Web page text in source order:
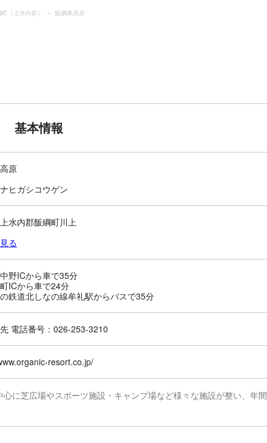
（上水内郡） 飯綱東高原
基本情報
原
ヒガシコウゲン
水内郡飯綱町川上
る
中野ICから車で35分
町ICから車で24分
の鉄道北しなの線牟礼駅からバスで35分
電話番号：026-253-3210
resort.co.jp/
に芝広場やスポーツ施設・キャンプ場など様々な施設が整い、年間